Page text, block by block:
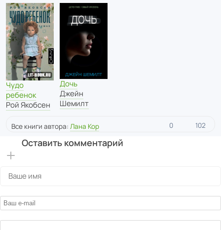
Чудо
ребенок
Рой Якобсен
Дочь
Джейн
Шемилт
Все книги автора: Лана Кор 0 102
Оставить комментарий